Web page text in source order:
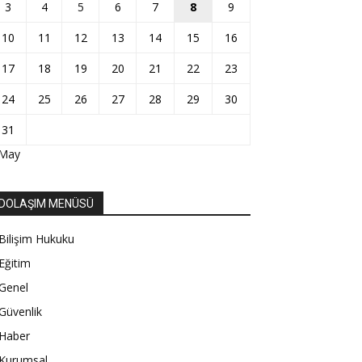
3 4 5 6 7 8
9
10
11 12 13 14 15
16
17
18 19 20 21 22
23
24
25 26 27 28 29
30
31
MENÜSÜ
Hukuku